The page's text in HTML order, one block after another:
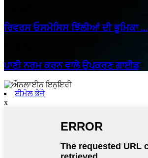
ਰਿਵਰਸ ਓਸਮੋਸਿਸ ਝਿੱਲੀਆਂ ਦੀ ਭੂਮਿਕਾ ...
ਪਾਣੀ ਨਰਮ ਕਰਨ ਵਾਲੇ ਉਪਕਰਣ ਗਾਈਡ
ਈਮੇਲ ਭੇਜੋ
x